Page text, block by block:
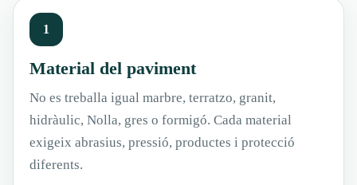
1
Material del paviment
No es treballa igual marbre, terratzo, granit,
hidràulic, Nolla, gres o formigó. Cada material
exigeix abrasius, pressió, productes i protecció
diferents.